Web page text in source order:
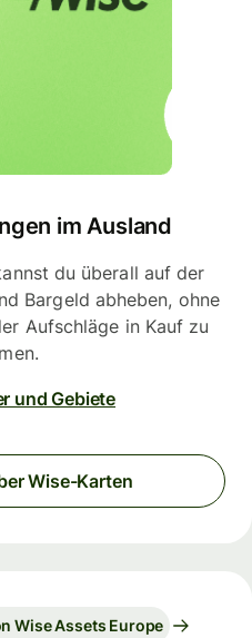
im Ausland
du überall auf der
Bargeld abheben, ohne
Aufschläge in Kauf zu
und Gebiete
Wise-Karten
Wise Assets Europe